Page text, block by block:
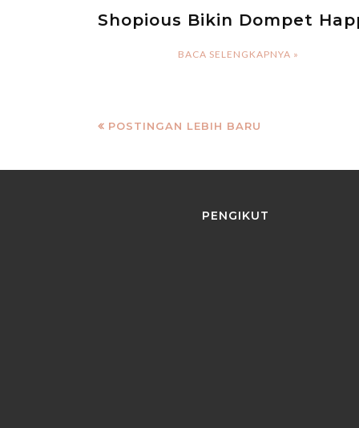
Shopious Bikin Dompet
BACA SELENGKAPNYA »
POSTINGAN LEBIH BARU
PENGIKUT